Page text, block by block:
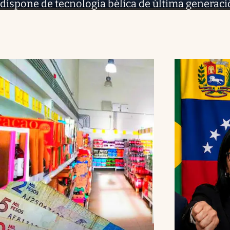
dispone de tecnología bélica de última